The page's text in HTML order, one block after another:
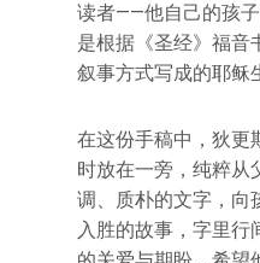
读者——他自己的孩
是根据《圣经》福音
叙事方式写成的耶稣
在这份手稿中，狄更
时放在一旁，纯粹从
调、质朴的文字，向
入胜的故事，字里行